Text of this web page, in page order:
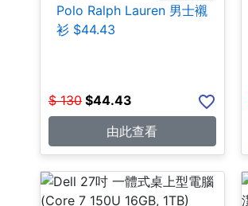
Polo Ralph Lauren 男士襯
衫 $44.43
$ 130 $44.43
由此查看